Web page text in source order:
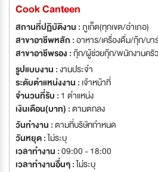
dishes at the Living Room restaurant
Kata Noi will allow you to taste the real
the property. Private sunset dining and in-villa barbeques are also a
great way to spend some quality time
this private Villas in Kata Noi is the perfect
honeymoon, romantic getaways,
Phuket. With only 11 villas at Impiana Private Villas Kata Noi, you are
sure to enjoy some well-deserved peace
the masses, yet only steps away from
beaches, Kata Noi beach, on one side,
Town with its ample restaurants and
Cook Canteen
สถานที่ปฏิบัติงาน :ภูเก็ต(ทุกเขต/อำเภอ)
สาขาอาชีพหลัก :อาหาร/เครื่องดื่ม/กุ๊ก/บา
สาขาอาชีพรอง :กุ๊ก/ผู้ช่วยกุ๊ก/พนักงานครัว
รูปแบบงาน :งานประจำ
ระดับตำแหน่งงาน : เจ้าหน้าที่
จำนวนที่รับ : 1 ตำแหน่ง
เงินเดือน(บาท) :ตามตกลง
วันทำงาน :ตามที่บริษัทกำหนด
วันหยุด :ไม่ระบุ
เวลาทำงาน :09:00 - 18:00
เวลาทำงานอื่นๆ :ไม่ระบุ